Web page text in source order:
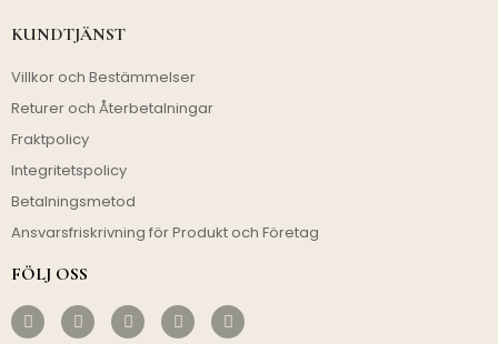
KUNDTJÄNST
Villkor och Bestämmelser
Returer och Återbetalningar
Fraktpolicy
Integritetspolicy
Betalningsmetod
Ansvarsfriskrivning för Produkt och Företag
FÖLJ OSS